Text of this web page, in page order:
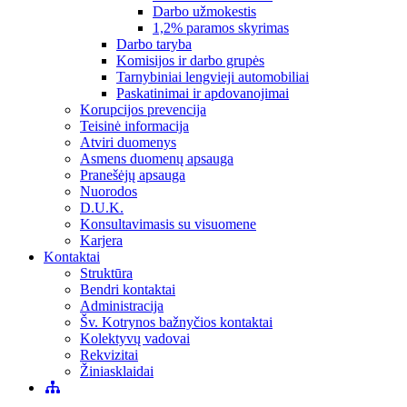
Darbo užmokestis
1,2% paramos skyrimas
Darbo taryba
Komisijos ir darbo grupės
Tarnybiniai lengvieji automobiliai
Paskatinimai ir apdovanojimai
Korupcijos prevencija
Teisinė informacija
Atviri duomenys
Asmens duomenų apsauga
Pranešėjų apsauga
Nuorodos
D.U.K.
Konsultavimasis su visuomene
Karjera
Kontaktai
Struktūra
Bendri kontaktai
Administracija
Šv. Kotrynos bažnyčios kontaktai
Kolektyvų vadovai
Rekvizitai
Žiniasklaidai